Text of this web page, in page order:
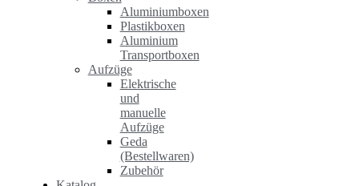
Aluminiumboxen
Plastikboxen
Aluminium
Transportboxen
Aufzüge
Elektrische
und
manuelle
Aufzüge
Geda
(Bestellwaren)
Zubehör